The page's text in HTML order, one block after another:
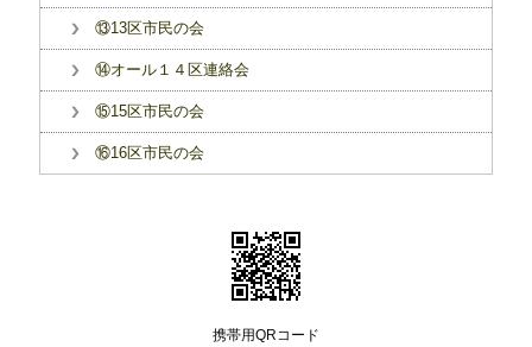
⑬13区市民の会
⑭オール１４区連絡会
⑮15区市民の会
⑯16区市民の会
携帯用QRコード